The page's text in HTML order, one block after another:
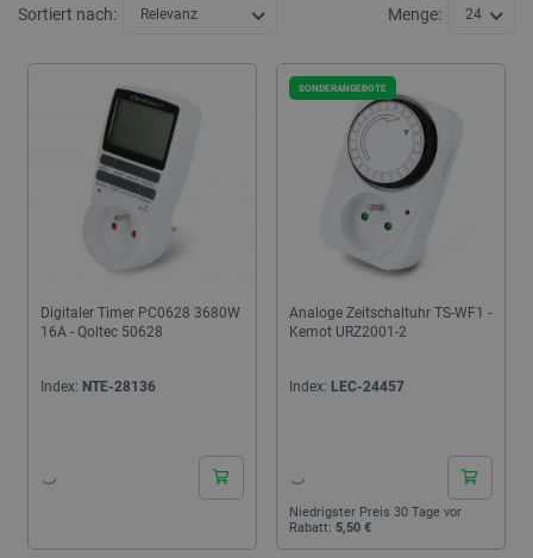
Sortiert nach: Relevanz Menge: 24
Digitaler Timer PC0628 3680W
16A - Qoltec 50628
Index: NTE-28136
Analoge Zeitschaltuhr TS-WF1 -
Kemot URZ2001-2
Index: LEC-24457
Niedrigster Preis 30 Tage vor
Rabatt: 5,50 €
SONDERANGEBOTE